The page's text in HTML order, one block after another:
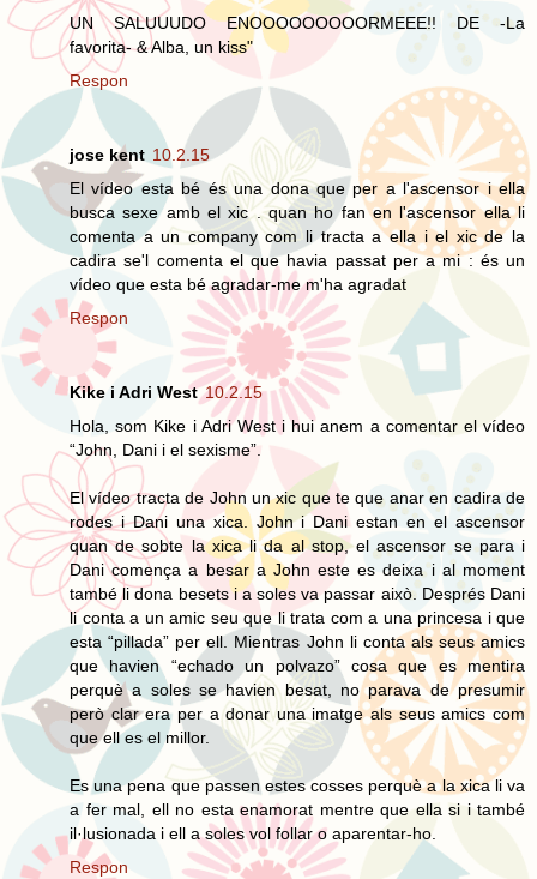
UN SALUUUDO ENOOOOOOOOORMEEE!! DE -La
favorita- & Alba, un kiss"
Respon
jose kent 10.2.15
El vídeo esta bé és una dona que per a l'ascensor i ella
busca sexe amb el xic . quan ho fan en l'ascensor ella li
comenta a un company com li tracta a ella i el xic de la
cadira se'l comenta el que havia passat per a mi : és un
vídeo que esta bé agradar-me m'ha agradat
Respon
Kike i Adri West 10.2.15
Hola, som Kike i Adri West i hui anem a comentar el vídeo
“John, Dani i el sexisme”.
El vídeo tracta de John un xic que te que anar en cadira de
rodes i Dani una xica. John i Dani estan en el ascensor
quan de sobte la xica li da al stop, el ascensor se para i
Dani comença a besar a John este es deixa i al moment
també li dona besets i a soles va passar això. Després Dani
li conta a un amic seu que li trata com a una princesa i que
esta “pillada” per ell. Mientras John li conta als seus amics
que havien “echado un polvazo” cosa que es mentira
perquè a soles se havien besat, no parava de presumir
però clar era per a donar una imatge als seus amics com
que ell es el millor.
Es una pena que passen estes cosses perquè a la xica li va
a fer mal, ell no esta enamorat mentre que ella si i també
il·lusionada i ell a soles vol follar o aparentar-ho.
Respon